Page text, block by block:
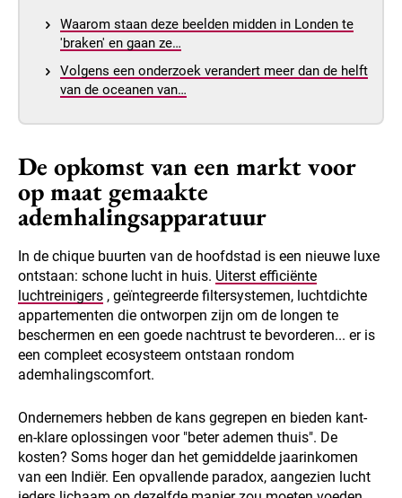
Waarom staan deze beelden midden in Londen te
'braken' en gaan ze…
Volgens een onderzoek verandert meer dan de helft
van de oceanen van…
De opkomst van een markt voor
op maat gemaakte
ademhalingsapparatuur
In de chique buurten van de hoofdstad is een nieuwe luxe
ontstaan: schone lucht in huis. Uiterst efficiënte
luchtreinigers , geïntegreerde filtersystemen, luchtdichte
appartementen die ontworpen zijn om de longen te
beschermen en een goede nachtrust te bevorderen... er is
een compleet ecosysteem ontstaan rondom
ademhalingscomfort.
Ondernemers hebben de kans gegrepen en bieden kant-
en-klare oplossingen voor "beter ademen thuis". De
kosten? Soms hoger dan het gemiddelde jaarinkomen
van een Indiër. Een opvallende paradox, aangezien lucht